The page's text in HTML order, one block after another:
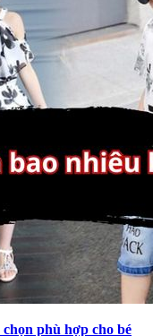
phù hợp cho bé